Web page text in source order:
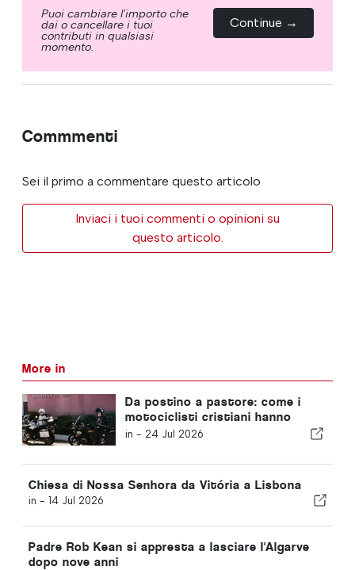
Puoi cambiare l'importo che
dai o cancellare i tuoi
contributi in qualsiasi
momento.
Continue →
Commmenti
Sei il primo a commentare questo articolo
Inviaci i tuoi commenti o opinioni su
questo articolo.
More in
Da postino a pastore: come i
motociclisti cristiani hanno
cambiato la vita di David
in - 24 Jul 2026
Chiesa di Nossa Senhora da Vitória a Lisbona
in - 14 Jul 2026
Padre Rob Kean si appresta a lasciare l'Algarve
dopo nove anni